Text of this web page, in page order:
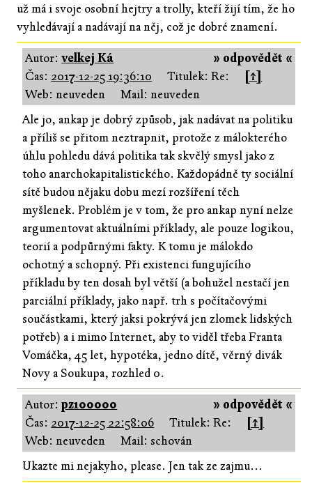
už má i svoje osobní hejtry a trolly, kteří žijí tím, že ho
vyhledávají a nadávají na něj, což je dobré znamení.
» odpovědět «
Autor:velkej Ká
Čas: 2017-12-25 19:36:10 Titulek: Re:
[↑]
Web: neuveden
Mail: neuveden
Ale jo, ankap je dobrý způsob, jak nadávat na politiku
a příliš se přitom neztrapnit, protože z málokterého
úhlu pohledu dává politika tak skvělý smysl jako z
toho anarchokapitalistického. Každopádně ty sociální
sítě budou nějaku dobu mezí rozšíření těch
myšlenek. Problém je v tom, že pro ankap nyní nelze
argumentovat aktuálními příklady, ale pouze logikou,
teorií a podpůrnými fakty. K tomu je málokdo
ochotný a schopný. Při existenci fungujícího
příkladu by ten dosah byl větší (a bohužel nestačí jen
parciální příklady, jako např. trh s počítačovými
součástkami, který jaksi pokrývá jen zlomek lidských
potřeb) a i mimo Internet, aby to viděl třeba Franta
Vomáčka, 45 let, hypotéka, jedno dítě, věrný divák
Novy a Soukupa, rozhled 0.
» odpovědět «
Autor:pz100000
Čas: 2017-12-25 22:58:06 Titulek: Re:
[↑]
Web: neuveden
Mail: schován
Ukazte mi nejakyho, please. Jen tak ze zajmu...